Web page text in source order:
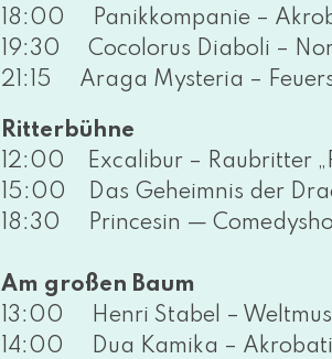
18:00 Panikkompanie –
19:30 Cocolorus Diaboli –
21:15 Araga Mysteria –
Ritterbühne
12:00 Excalibur – Raubritter
15:00 Das Geheimnis der
18:30 Princesin —
Am gro­ßen Baum
13:00 Henri Stabel –
14:00 Dua Kamika –